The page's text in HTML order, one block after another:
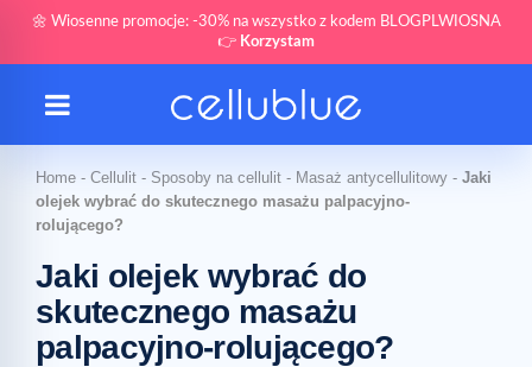
🌼 Wiosenne promocje: -30% na wszystko z kodem BLOGPLWIOSNA
👉 Korzystam
Home - Cellulit - Sposoby na cellulit - Masaż antycellulitowy - Jaki
olejek wybrać do skutecznego masażu palpacyjno-
rolującego?
Jaki olejek wybrać do
skutecznego masażu
palpacyjno-rolującego?